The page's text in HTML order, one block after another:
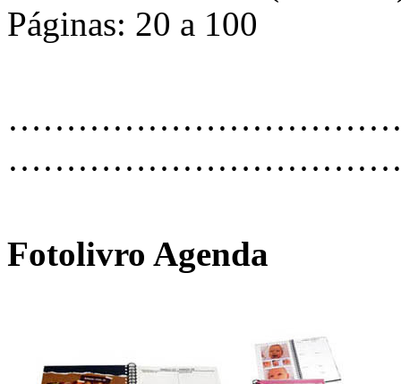
Páginas: 20 a 100
Fotolivro Agenda